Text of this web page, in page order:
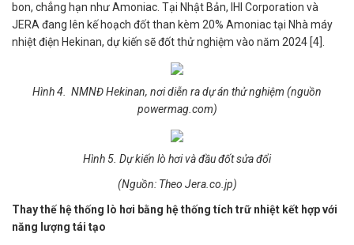
bon, chẳng hạn như Amoniac. Tại Nhật Bản, IHI Corporation và
JERA đang lên kế hoạch đốt than kèm 20% Amoniac tại Nhà máy
nhiệt điện Hekinan, dự kiến sẽ đốt thử nghiệm vào năm 2024 [4].
Hình 4. NMNĐ Hekinan, nơi diễn ra dự án thử nghiệm (nguồn
powermag.com)
Hình 5. Dự kiến lò hơi và đầu đốt sửa đổi
(Nguồn: Theo Jera.co.jp)
Thay thế hệ thống lò hơi bằng hệ thống tích trữ nhiệt kết hợp với
năng lượng tái tạo